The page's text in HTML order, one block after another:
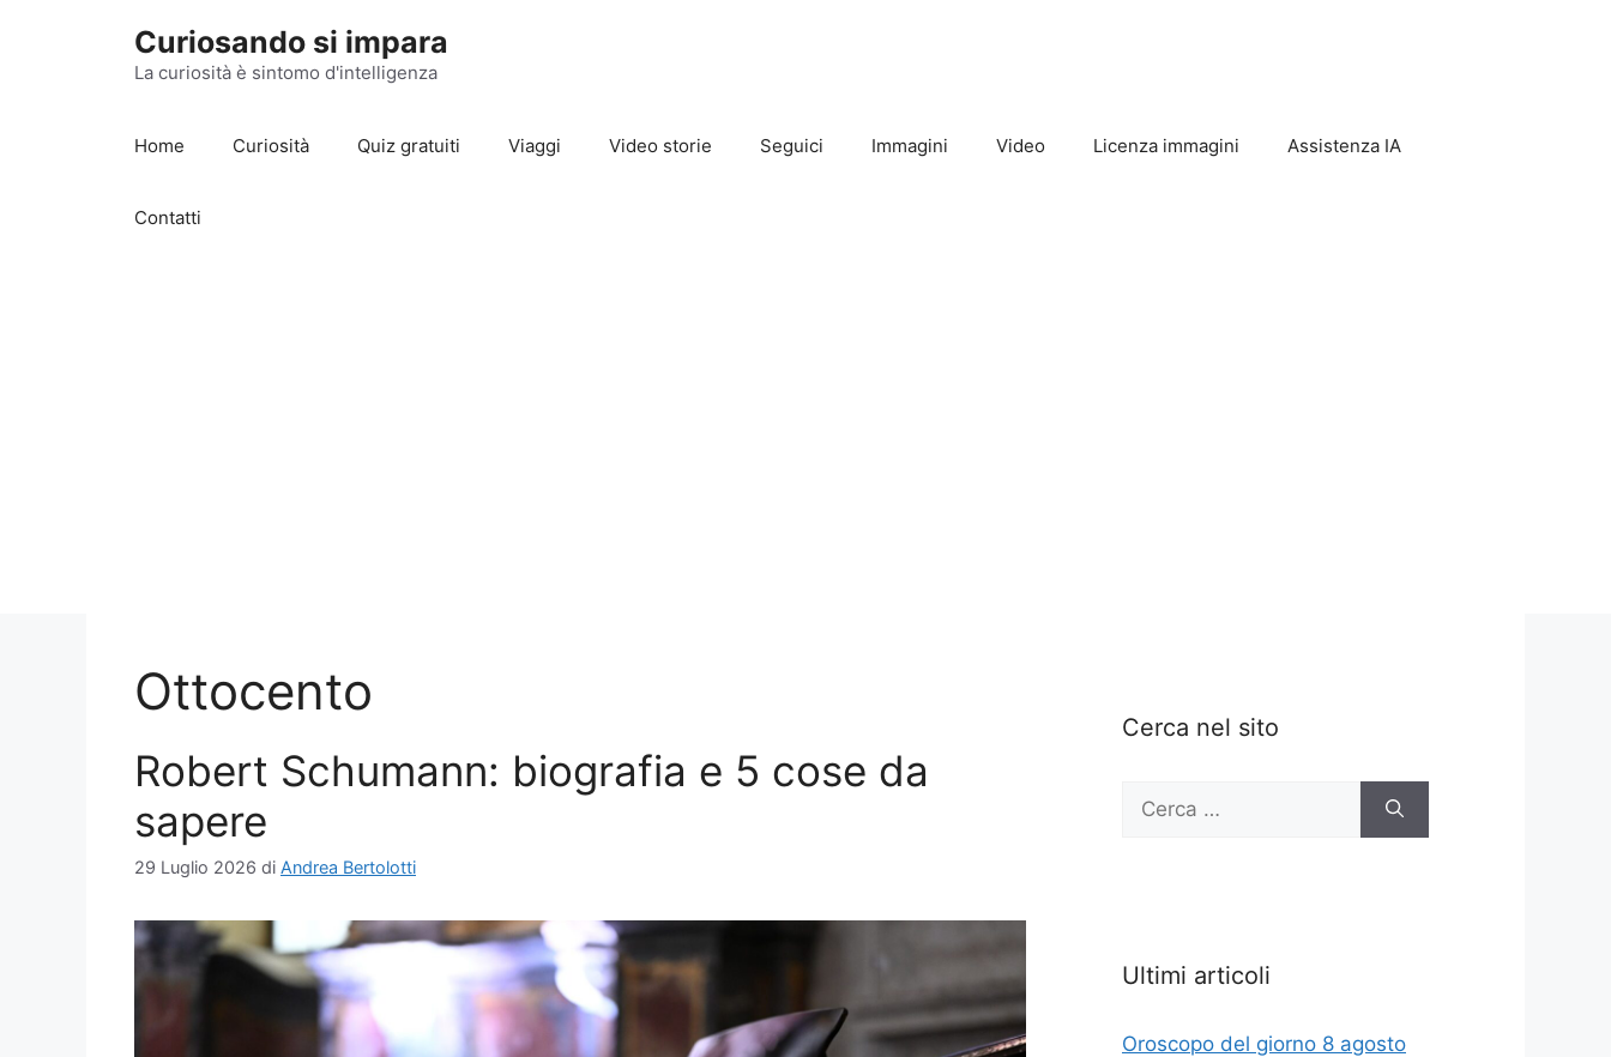
Curiosando si impara
La curiosità è sintomo d'intelligenza
Home Curiosità Quiz gratuiti Viaggi Video storie Seguici Immagini Video Licenza immagini Assistenza IA
Contatti
Ottocento
Robert Schumann: biografia e 5 cose da
sapere
29 Luglio 2026 di Andrea Bertolotti
Cerca nel sito
Ricerca
Ultimi articoli
Oroscopo del giorno 8 agosto